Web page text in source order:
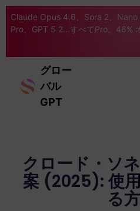
Claude Opus 4.6、Sora 2、Nano
Pro、GPT 5.2...すべてPro。46%
グロー
バル
GPT
クロード・ソ
案 (2025): 使
る